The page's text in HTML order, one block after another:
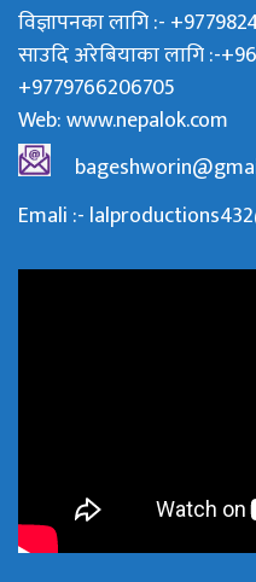
विज्ञापनका लागि :-
साउदि अरेबियाका लागि :-
+9779766206705
Web:www.nepalok.com
Emali :-